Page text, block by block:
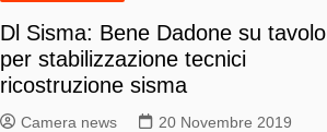
Dl Sisma: Bene Dadone su tavolo
per stabilizzazione tecnici
ricostruzione sisma
Camera news 20 Novembre 2019